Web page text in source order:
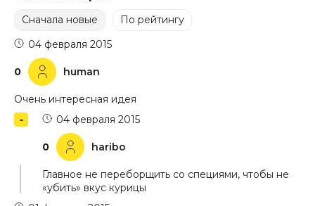
Сначала новые По рейтингу
0 human
04 февраля 2015
Очень интересная идея
0 haribo
04 февраля 2015
Главное не переборщить со специями, чтобы не
«убить» вкус курицы